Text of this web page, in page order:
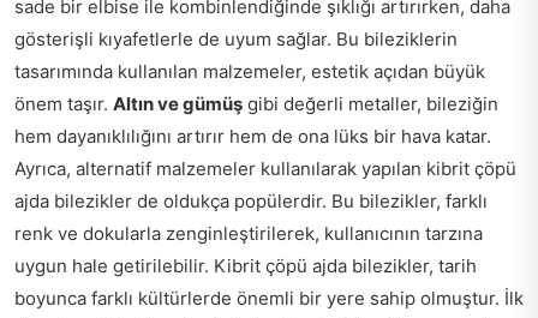
sade bir elbise ile kombinlendiğinde şıklığı artırırken, daha
gösterişli kıyafetlerle de uyum sağlar. Bu bileziklerin
tasarımında kullanılan malzemeler, estetik açıdan büyük
önem taşır. Altın ve gümüş gibi değerli metaller, bileziğin
hem dayanıklılığını artırır hem de ona lüks bir hava katar.
Ayrıca, alternatif malzemeler kullanılarak yapılan kibrit çöpü
ajda bilezikler de oldukça popülerdir. Bu bilezikler, farklı
renk ve dokularla zenginleştirilerek, kullanıcının tarzına
uygun hale getirilebilir. Kibrit çöpü ajda bilezikler, tarih
boyunca farklı kültürlerde önemli bir yere sahip olmuştur. İlk